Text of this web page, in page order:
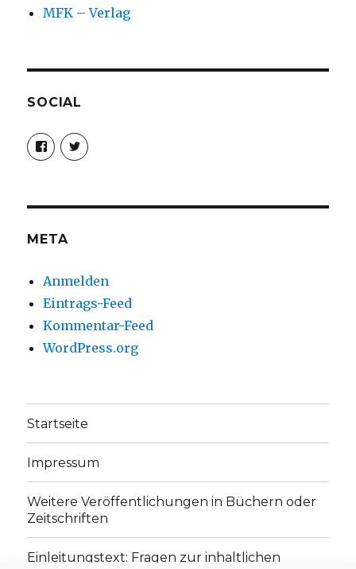
MFK – Verlag
SOCIAL
Profil
von
christoph.fleischer1
anzeigen
Profil
von
anzeigen
META
Anmelden
Eintrags-Feed
Kommentar-Feed
WordPress.org
Startseite
Impressum
Weitere Veröffentlichungen in Büchern oder
Zeitschriften
Einleitungstext: Fragen zur inhaltlichen